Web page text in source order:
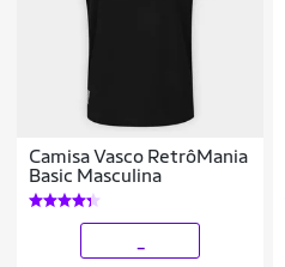
Camisa Vasco RetrôMania
Basic Masculina